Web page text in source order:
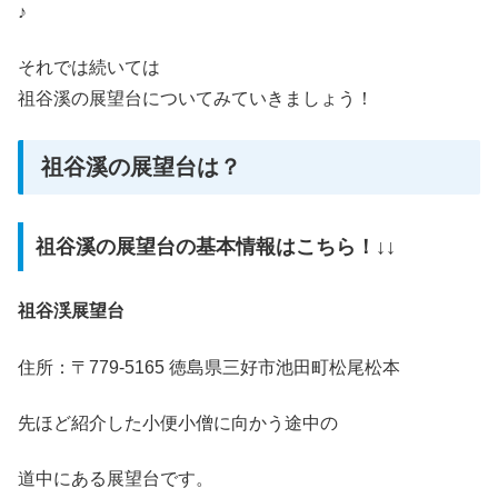
♪
それでは続いては
祖谷溪の展望台についてみていきましょう！
祖谷溪の展望台は？
祖谷溪の展望台の基本情報はこちら！↓↓
祖谷渓展望台
住所：〒779-5165 徳島県三好市池田町松尾松本
先ほど紹介した小便小僧に向かう途中の
道中にある展望台です。